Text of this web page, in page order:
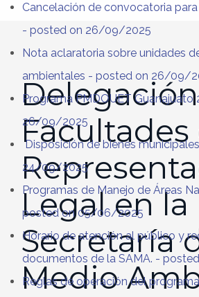
Cancelación de convocatoria
- posted on 26/09/2025
Nota aclaratoria sobre unidades
ambientales - posted on 26/09/
Programa PMDOUET Guanajuato
26/09/2025
Disposición de bienes municipales
24/09/2025
Programas de Manejo de Áreas
posted on 05/06/2025
Horario de atención al público y
documentos de la SAMA. -
Reglas de operación del
Facultades
Legal en la
Secretaría
Medio